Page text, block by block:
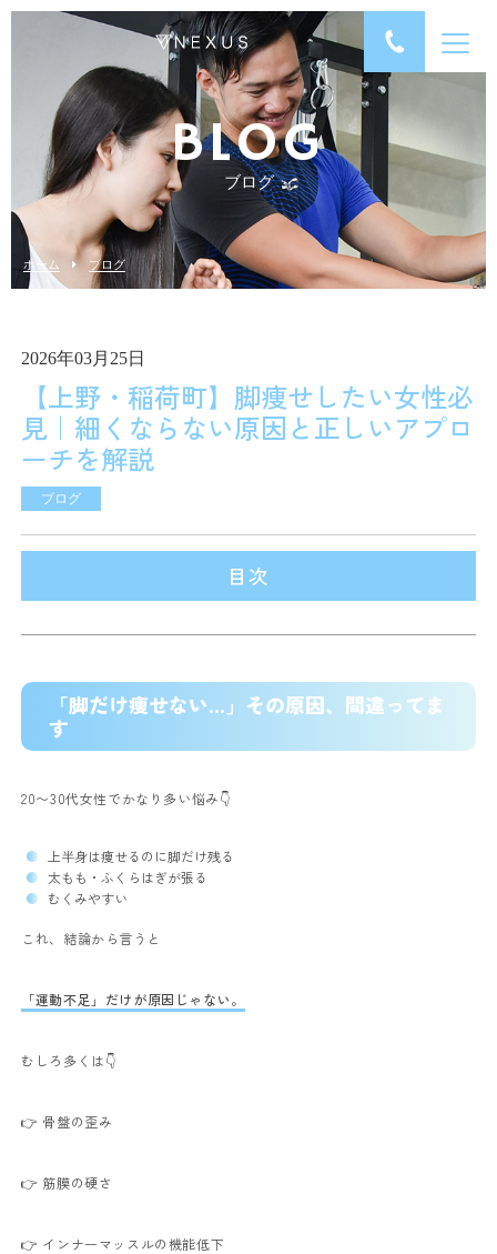
BLOG
ブログ
ホーム ブログ
2026年03月25日
【上野・稲荷町】脚痩せしたい女性必
見｜細くならない原因と正しいアプロ
ーチを解説
ブログ
目次
「脚だけ痩せない…」その原因、間違ってま
す
20〜30代女性でかなり多い悩み👇
上半身は痩せるのに脚だけ残る
太もも・ふくらはぎが張る
むくみやすい
これ、結論から言うと
「運動不足」だけが原因じゃない。
むしろ多くは👇
👉 骨盤の歪み
👉 筋膜の硬さ
👉 インナーマッスルの機能低下